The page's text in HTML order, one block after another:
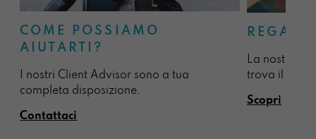
COME POSSIAMO
AIUTARTI?
I nostri Client Advisor sono a tua
completa disposizione.
Contattaci
La nostra
trova il
Scopri